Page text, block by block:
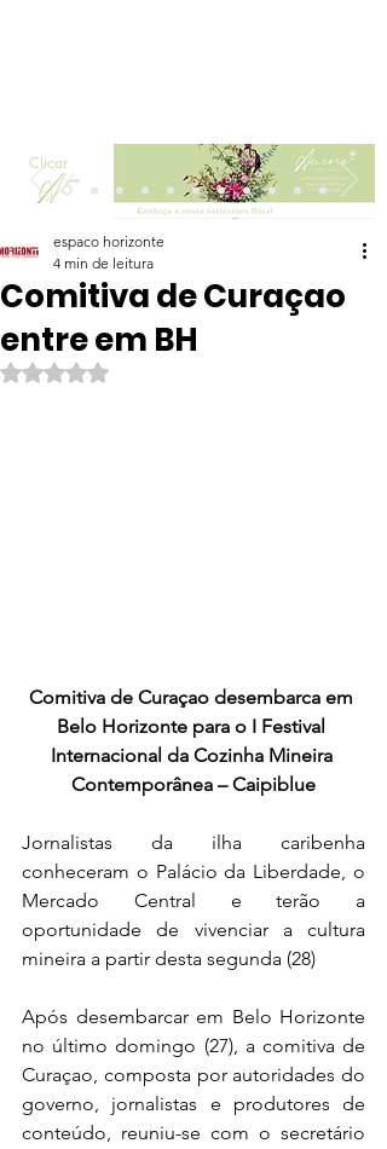
Clicar
Comitiva de Curaçao
entre em BH
espaco horizonte
4 min de leitura
Avaliado com NaN de 5 estrelas.
Comitiva de Curaçao desembarca em
Belo Horizonte para o I Festival
Internacional da Cozinha Mineira
Contemporânea – Caipiblue
Jornalistas da ilha caribenha
conheceram o Palácio da Liberdade, o
Mercado Central e terão a
oportunidade de vivenciar a cultura
mineira a partir desta segunda (28)
Após desembarcar em Belo Horizonte
no último domingo (27), a comitiva de
Curaçao, composta por autoridades do
governo, jornalistas e produtores de
conteúdo, reuniu-se com o secretário